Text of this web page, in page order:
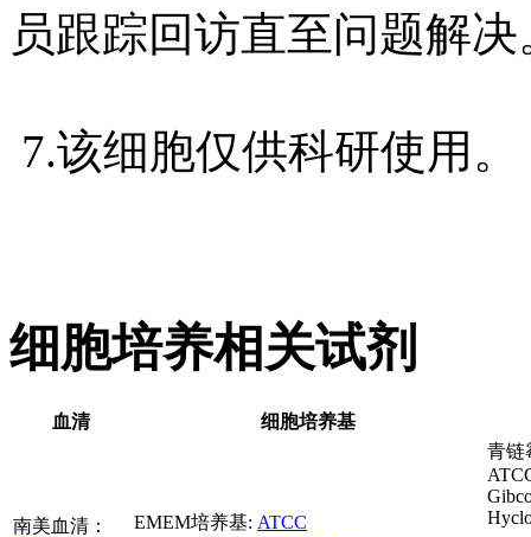
员跟踪回访直至问题解决
7.该细胞仅供科研使用。
细胞培养相关试剂
血清 细胞培养基
南美血清：
EMEM培养基: ATCC
青链